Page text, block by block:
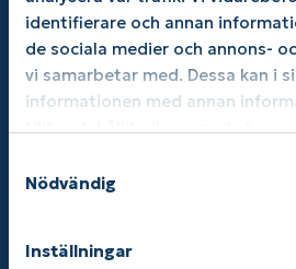
identifierare och annan
de sociala medier och annons-
vi samarbetar med. Dessa kan i
informationen med annan
tillhandahållit eller som de har
Nödvändig
Inställningar
Kontakt
Köpvillkor
Sekretess- och
Skor
Fot